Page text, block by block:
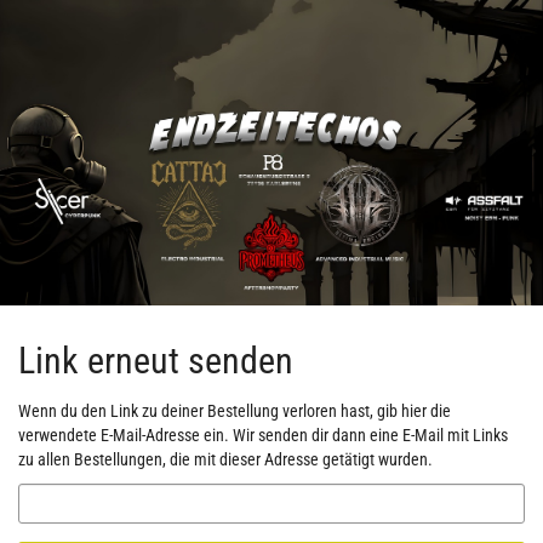
Link erneut senden
Wenn du den Link zu deiner Bestellung verloren hast, gib hier die
verwendete E-Mail-Adresse ein. Wir senden dir dann eine E-Mail mit Links
zu allen Bestellungen, die mit dieser Adresse getätigt wurden.
E-
Mail